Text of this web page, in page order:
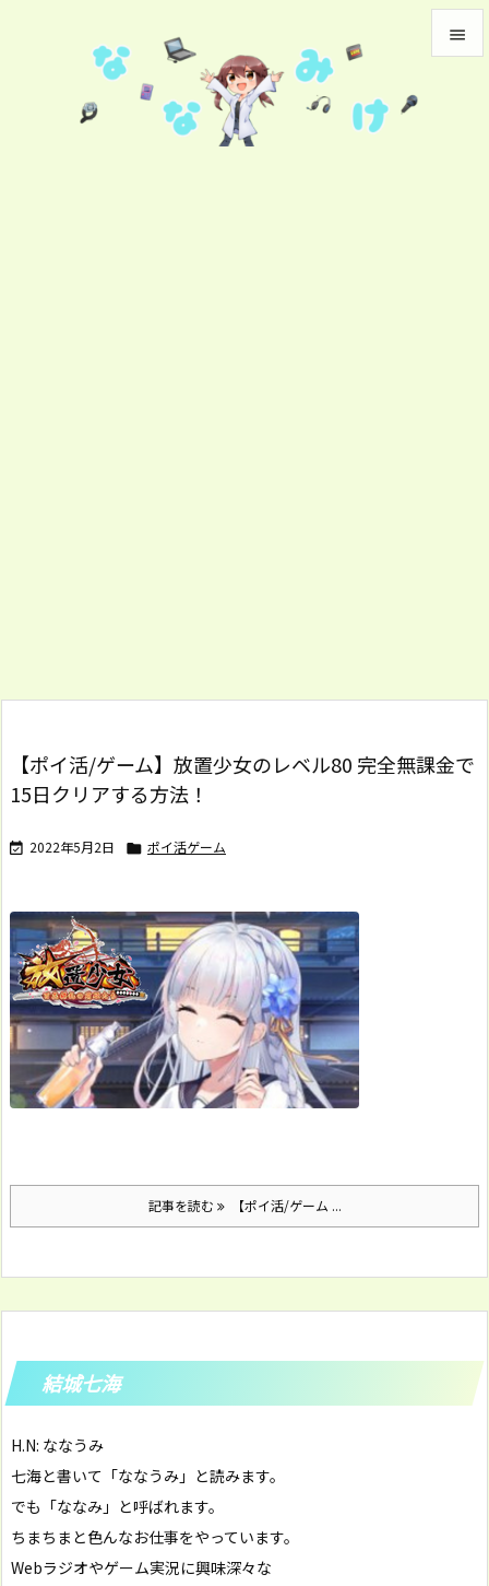

【ポイ活/ゲーム】放置少女のレベル80 完全無課金で
15日クリアする方法！
 2022年5月2日  ポイ活ゲーム
記事を読む 【ポイ活/ゲーム ...
結城七海
H.N: ななうみ
七海と書いて「ななうみ」と読みます。
でも「ななみ」と呼ばれます。
ちまちまと色んなお仕事をやっています。
Webラジオやゲーム実況に興味深々な